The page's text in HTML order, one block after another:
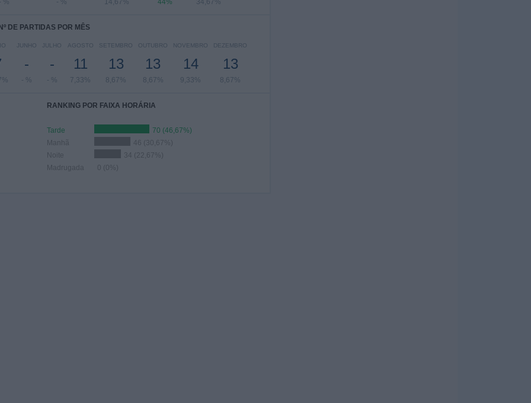
- % - % 14,67% 44% 34,67%
Nº DE PARTIDAS POR MÊS
JUNHO
-
- %
JULHO
-
- %
AGOSTO
11
7,33%
SETEMBRO
13
8,67%
OUTUBRO
13
8,67%
NOVEMBRO
14
9,33%
DEZEMBRO
13
8,67%
RANKING POR FAIXA HORÁRIA
Tarde
70 (46,67%)
Manhã
46 (30,67%)
Noite
34 (22,67%)
Madrugada
0 (0%)